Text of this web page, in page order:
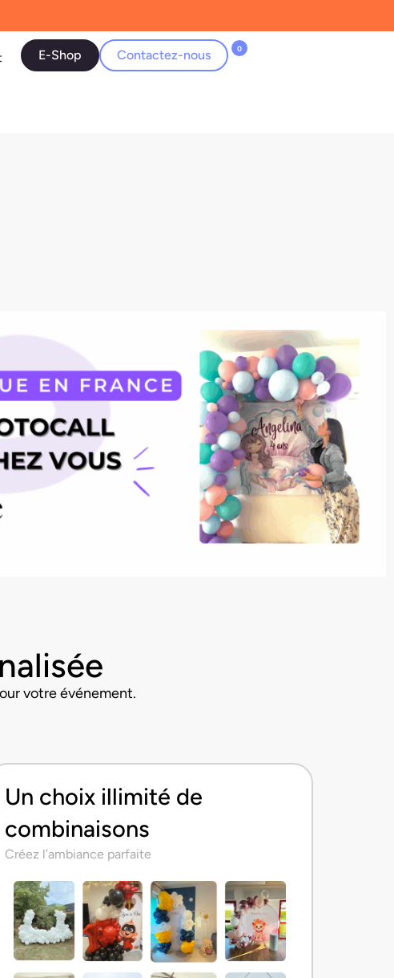
E-Shop Contactez-nous 0
votre événement.
Un choix illimité de
combinaisons
Créez l’ambiance parfaite